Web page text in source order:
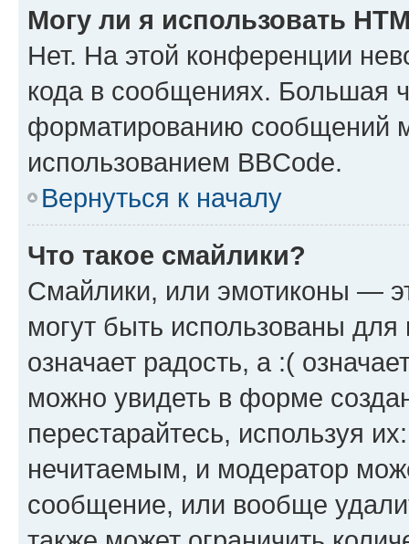
Могу ли я использовать
Нет. На этой конференции
кода в сообщениях. Большая
форматированию сообщений
использованием BBCode.
Вернуться к началу
Что такое смайлики?
Смайлики, или эмотиконы —
могут быть использованы
означает радость, а :(
можно увидеть в форме
перестарайтесь, используя
нечитаемым, и модератор
сообщение, или вообще